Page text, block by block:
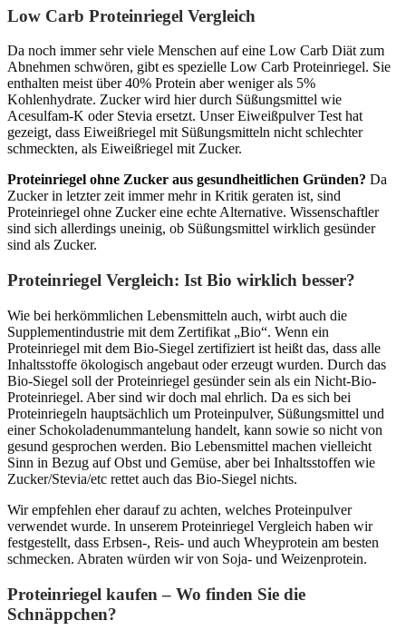
Low Carb Proteinriegel Vergleich
Da noch immer sehr viele Menschen auf eine Low Carb Diät zum
Abnehmen schwören, gibt es spezielle Low Carb Proteinriegel. Sie
enthalten meist über 40% Protein aber weniger als 5%
Kohlenhydrate. Zucker wird hier durch Süßungsmittel wie
Acesulfam-K oder Stevia ersetzt. Unser Eiweißpulver Test hat
gezeigt, dass Eiweißriegel mit Süßungsmitteln nicht schlechter
schmeckten, als Eiweißriegel mit Zucker.
Proteinriegel ohne Zucker aus gesundheitlichen Gründen? Da
Zucker in letzter zeit immer mehr in Kritik geraten ist, sind
Proteinriegel ohne Zucker eine echte Alternative. Wissenschaftler
sind sich allerdings uneinig, ob Süßungsmittel wirklich gesünder
sind als Zucker.
Proteinriegel Vergleich: Ist Bio wirklich besser?
Wie bei herkömmlichen Lebensmitteln auch, wirbt auch die
Supplementindustrie mit dem Zertifikat „Bio“. Wenn ein
Proteinriegel mit dem Bio-Siegel zertifiziert ist heißt das, dass alle
Inhaltsstoffe ökologisch angebaut oder erzeugt wurden. Durch das
Bio-Siegel soll der Proteinriegel gesünder sein als ein Nicht-Bio-
Proteinriegel. Aber sind wir doch mal ehrlich. Da es sich bei
Proteinriegeln hauptsächlich um Proteinpulver, Süßungsmittel und
einer Schokoladenummantelung handelt, kann sowie so nicht von
gesund gesprochen werden. Bio Lebensmittel machen vielleicht
Sinn in Bezug auf Obst und Gemüse, aber bei Inhaltsstoffen wie
Zucker/Stevia/etc rettet auch das Bio-Siegel nichts.
Wir empfehlen eher darauf zu achten, welches Proteinpulver
verwendet wurde. In unserem Proteinriegel Vergleich haben wir
festgestellt, dass Erbsen-, Reis- und auch Wheyprotein am besten
schmecken. Abraten würden wir von Soja- und Weizenprotein.
Proteinriegel kaufen – Wo finden Sie die
Schnäppchen?